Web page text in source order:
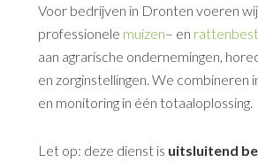
Voor bedrijven in Dronten voeren
professionele muizen– en
aan agrarische ondernemingen,
en zorginstellingen. We combineren
en monitoring in één totaaloplossing.
Let op: deze dienst is uitsluitend